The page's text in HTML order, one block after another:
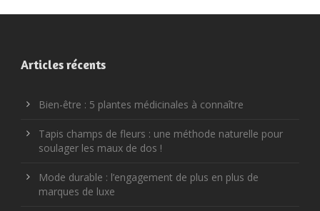
Articles récents
Bien-être : 5 plantes médicinales à connaître
Tapis champs de fleurs : une méthode naturelle pour
soulager les maux de dos !
Mode durable : l’engagement de plus en plus de
marques de luxe